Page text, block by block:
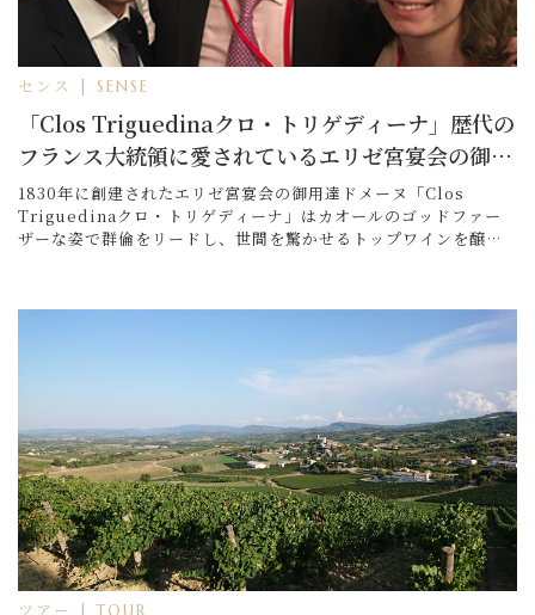
センス | SENSE
「Clos Triguedinaクロ・トリゲディーナ」歴代の
フランス大統領に愛されているエリゼ宮宴会の御用
達ドメーヌ
1830年に創建されたエリゼ宮宴会の御用達ドメーヌ「Clos
Triguedinaクロ・トリゲディーナ」はカオールのゴッドファー
ザーな姿で群倫をリードし、世間を驚かせるトップワインを醸造
ツアー | TOUR